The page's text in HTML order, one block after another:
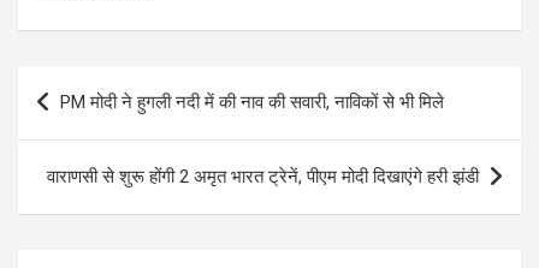
Post
navigation
PM मोदी ने हुगली नदी में की नाव की सवारी, नाविकों से भी मिले
वाराणसी से शुरू होंगी 2 अमृत भारत ट्रेनें, पीएम मोदी दिखाएंगे हरी झंडी